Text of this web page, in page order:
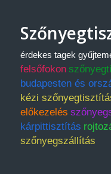
érdekes tagek
felsőfokon
budapesten és
kézi
előkezelés
kárpittisztítás
szőnyegszállítás